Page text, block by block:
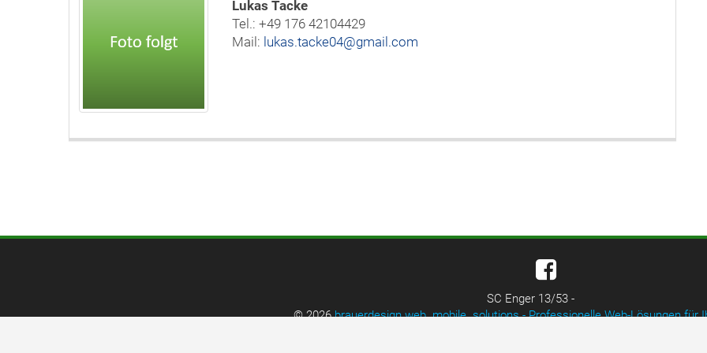
Lukas Tacke
Tel.: +49 176 42104429
Mail: lukas.tacke04@gmail.com
SC Enger 13/53 -
© 2026brauerdesign web. mobile. solutions - Professionelle Web-Lösungen für